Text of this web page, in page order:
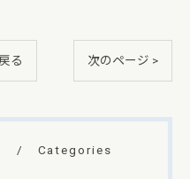
る 次のページ >
Categories